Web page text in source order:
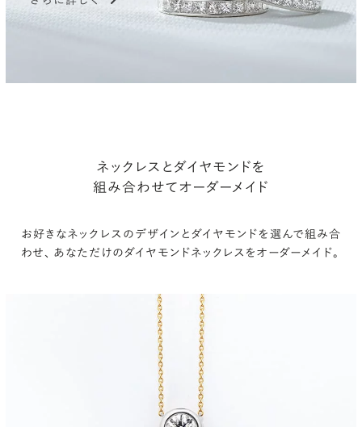
ネックレスとダイヤモンドを
組み合わせてオーダーメイド
お好きなネックレスのデザインとダイヤモンドを選んで組み合
わせ、 あなただけのダイヤモンドネックレスをオーダーメイド。